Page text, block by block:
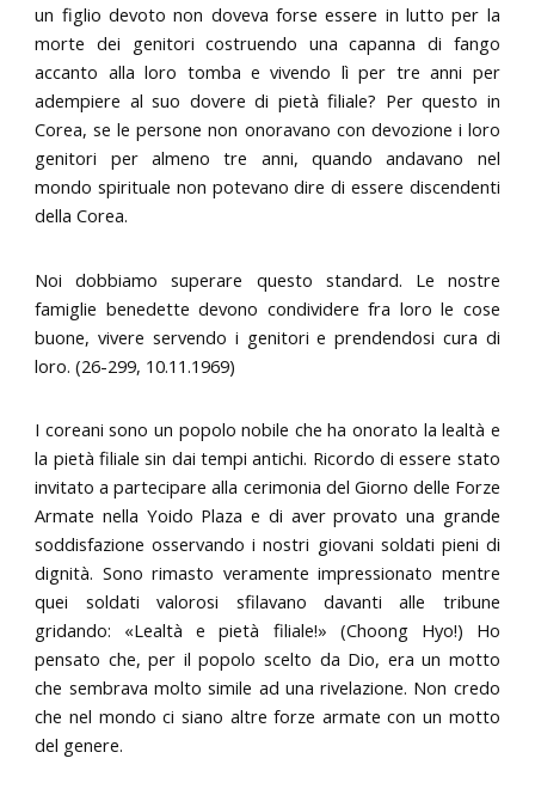
un figlio devoto non doveva forse essere in lutto per la
morte dei genitori costruendo una capanna di fango
accanto alla loro tomba e vivendo lì per tre anni per
adempiere al suo dovere di pietà filiale? Per questo in
Corea, se le persone non onoravano con devozione i loro
genitori per almeno tre anni, quando andavano nel
mondo spirituale non potevano dire di essere discendenti
della Corea.
Noi dobbiamo superare questo standard. Le nostre
famiglie benedette devono condividere fra loro le cose
buone, vivere servendo i genitori e prendendosi cura di
loro. (26-299, 10.11.1969)
I coreani sono un popolo nobile che ha onorato la lealtà e
la pietà filiale sin dai tempi antichi. Ricordo di essere stato
invitato a partecipare alla cerimonia del Giorno delle Forze
Armate nella Yoido Plaza e di aver provato una grande
soddisfazione osservando i nostri giovani soldati pieni di
dignità. Sono rimasto veramente impressionato mentre
quei soldati valorosi sfilavano davanti alle tribune
gridando: «Lealtà e pietà filiale!» (Choong Hyo!) Ho
pensato che, per il popolo scelto da Dio, era un motto
che sembrava molto simile ad una rivelazione. Non credo
che nel mondo ci siano altre forze armate con un motto
del genere.